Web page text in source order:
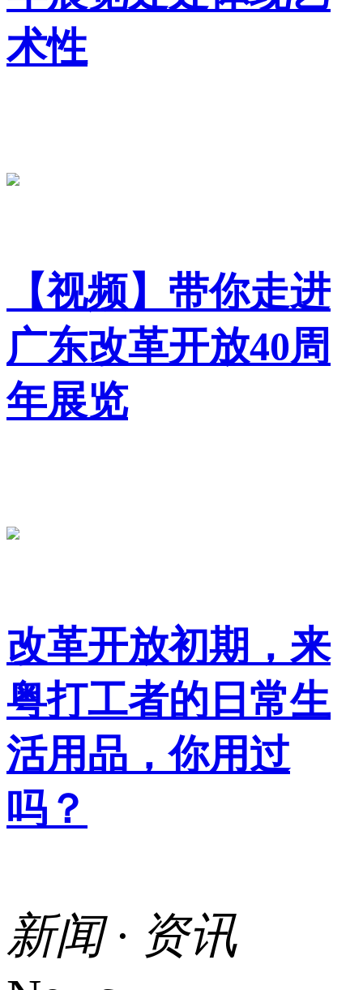
术性
【视频】带你走进
广东改革开放40周
年展览
改革开放初期，来
粤打工者的日常生
活用品，你用过
吗？
新闻 · 资讯